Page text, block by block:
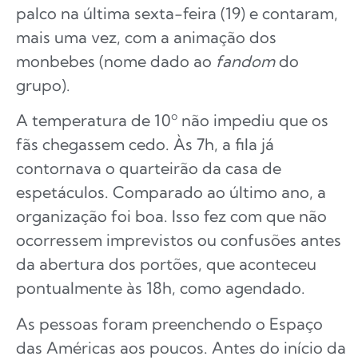
palco na última sexta-feira (19) e contaram,
mais uma vez, com a animação dos
monbebes (nome dado ao fandomdo
grupo).
A temperatura de 10º não impediu que os
fãs chegassem cedo. Às 7h, a fila já
contornava o quarteirão da casa de
espetáculos. Comparado ao último ano, a
organização foi boa. Isso fez com que não
ocorressem imprevistos ou confusões antes
da abertura dos portões, que aconteceu
pontualmente às 18h, como agendado.
As pessoas foram preenchendo o Espaço
das Américas aos poucos. Antes do início da